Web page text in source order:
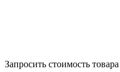
Запросить стоимость товара